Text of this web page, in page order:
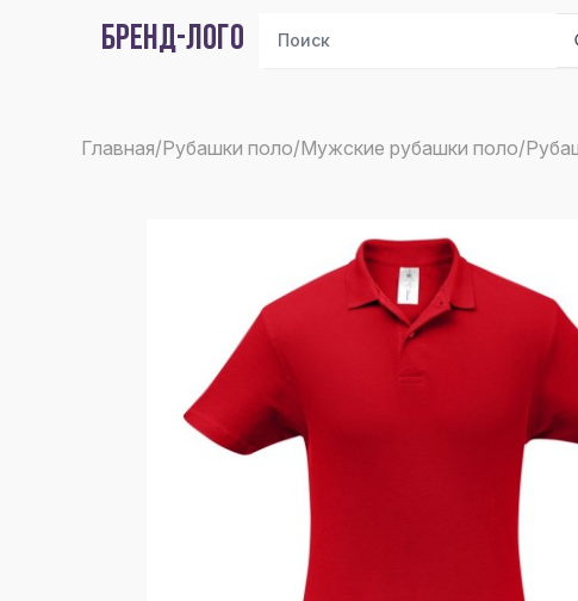
БРЕНД-ЛОГО
Главная/Рубашки поло/Мужские рубашки поло/